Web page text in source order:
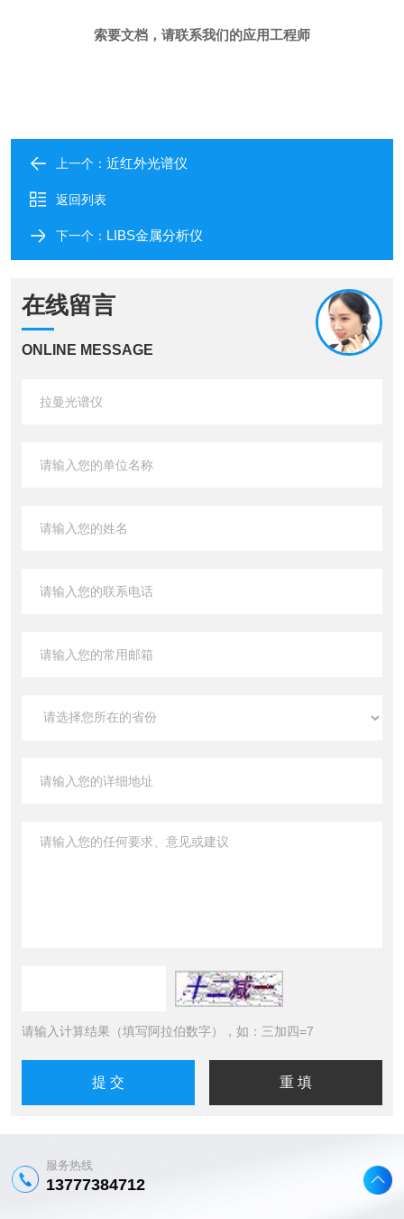
索要文档 ，请联系我们的应用工程师
上一个： 近红外光谱仪
返回列表
下一个： LIBS金属分析仪
在线留言
ONLINE MESSAGE
请输入计算结果（填写阿拉伯数字），如：三加四=7
服务热线
13777384712